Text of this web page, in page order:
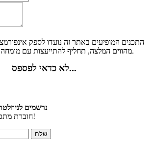
התכנים המופיעים באתר זה נועדו לספק
מהווים המלצה, תחליף להתייעצות עם מומחה או קבלת ייעוץ רפואי.
לא כדאי לפספס...
נרשמים
חוברת מתכונים מהירים לדיאטה!